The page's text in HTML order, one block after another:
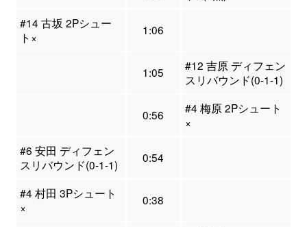
#14 古坂 2Pシュー
ト×
1:06
1:05
#12 吉原 ディフェン
スリバウンド(0-1-1)
0:56
#4 梅原 2Pシュート
×
#6 安田 ディフェン
スリバウンド(0-1-1)
0:54
#4 村田 3Pシュート
×
0:38